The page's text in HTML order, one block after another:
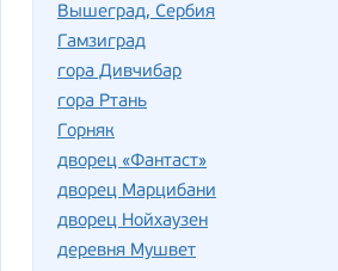
Вышеград, Сербия
Гамзиград
гора Дивчибар
гора Ртань
Горняк
дворец «Фантаст»
дворец Марцибани
дворец Нойхаузен
деревня Мушвет